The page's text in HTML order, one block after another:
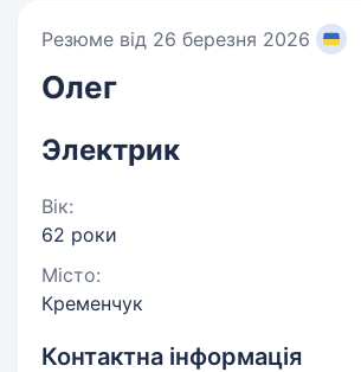
Резюме від 26 березня 2026
Олег
Электрик
Вік:
62 роки
Місто:
Кременчук
Контактна інформація